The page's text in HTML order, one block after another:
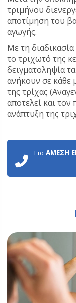
τριμήνου
αποτίμηση του
αγωγής.
Με τη διαδικασία
το τριχωτό της
δειγματοληψία
ανήκουν σε κάθε
της τρίχας
αποτελεί και τον
ανάπτυξη της
Για ΑΜΕΣΗ